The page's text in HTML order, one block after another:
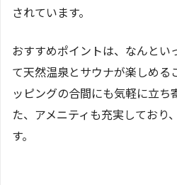
されています。
おすすめポイントは、なんとい
て天然温泉とサウナが楽しめる
ッピングの合間にも気軽に立ち
た、アメニティも充実しており
す。